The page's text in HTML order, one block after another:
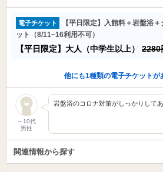
電子チケット
【平日限定】入館料＋岩盤浴
ット（8/11~16利用不可）
【平日限定】大人（中学生以上） 2280
他にも1種類の電子チケットが
～10代
男性
岩盤浴のコロナ対策がしっかりして
関連情報から探す